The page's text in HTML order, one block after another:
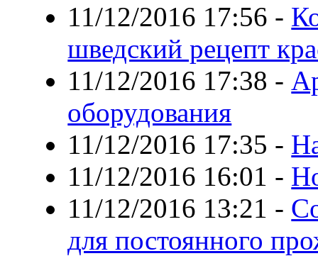
11/12/2016 17:56 -
шведский рецепт
11/12/2016 17:38 -
оборудования
11/12/2016 17:35 -
11/12/2016 16:01 -
11/12/2016 13:21 -
для постоянного